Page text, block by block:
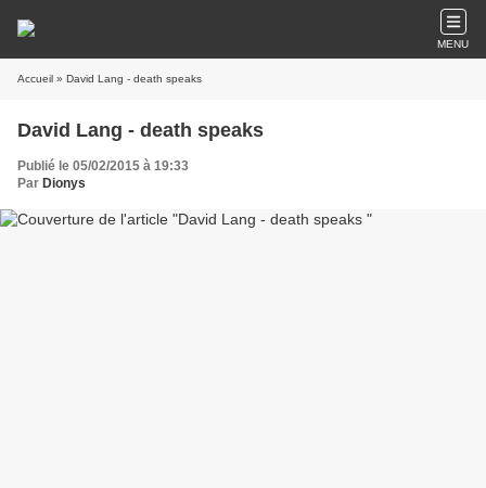
MENU
Accueil » David Lang - death speaks
David Lang - death speaks
Publié le 05/02/2015 à 19:33
Par Dionys